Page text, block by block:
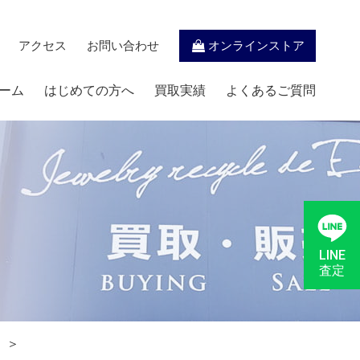
アクセス お問い合わせ オンラインストア
ム はじめての方へ 買取実績 よくあるご質問
LINE
査定
＞